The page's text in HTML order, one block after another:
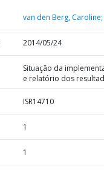
van den Berg, Caroline;
2014/05/24
Situação da
e relatório dos
ISR14710
1
1